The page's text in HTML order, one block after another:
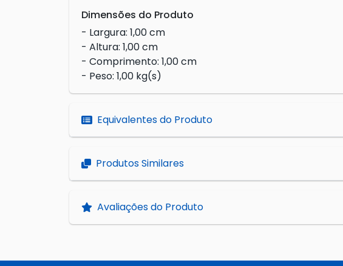
Dimensões do Produto
- Largura: 1,00 cm
- Altura: 1,00 cm
- Comprimento: 1,00 cm
- Peso: 1,00 kg(s)
Equivalentes do Produto
Produtos Similares
Avaliações do Produto